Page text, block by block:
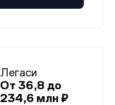
Легаси
От 36,8 до
234,6 млн ₽